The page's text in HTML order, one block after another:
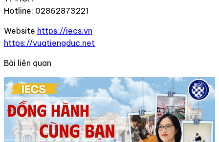
Hotline: 02862873221
Website https://iecs.vn
https://vuatiengduc.net
Bài liên quan